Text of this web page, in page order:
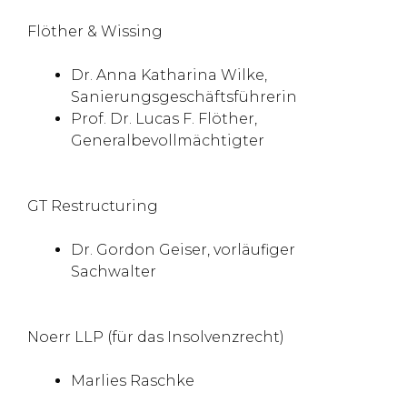
Flöther & Wissing
Dr. Anna Katharina Wilke,
Sanierungsgeschäftsführerin
Prof. Dr. Lucas F. Flöther,
Generalbevollmächtigter
GT Restructuring
Dr. Gordon Geiser, vorläufiger
Sachwalter
Noerr LLP (für das Insolvenzrecht)
Marlies Raschke